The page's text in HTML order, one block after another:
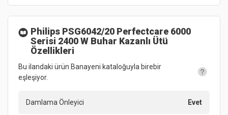
Philips PSG6042/20 Perfectcare 6000
Serisi 2400 W Buhar Kazanlı Ütü
Özellikleri
Bu ilandaki ürün Banayeni kataloğuyla birebir
eşleşiyor.
Damlama Önleyici Evet